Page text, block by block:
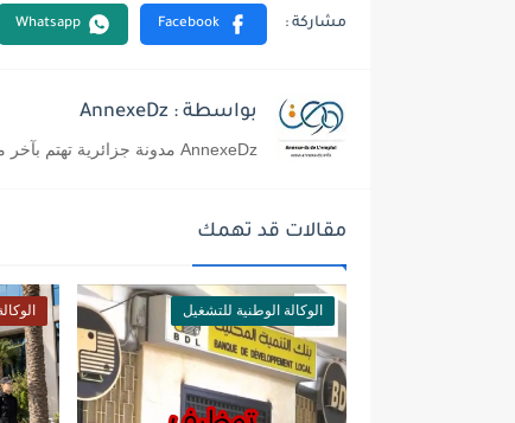
بواسطة : AnnexeDz
AnnexeDz مدونة جزائرية تهتم بآخر مستجدات التوظيف في القطاع الخاص و العمومي بالجزائر
مقالات قد تهمك
الوكالة الوطنية للتشغيل